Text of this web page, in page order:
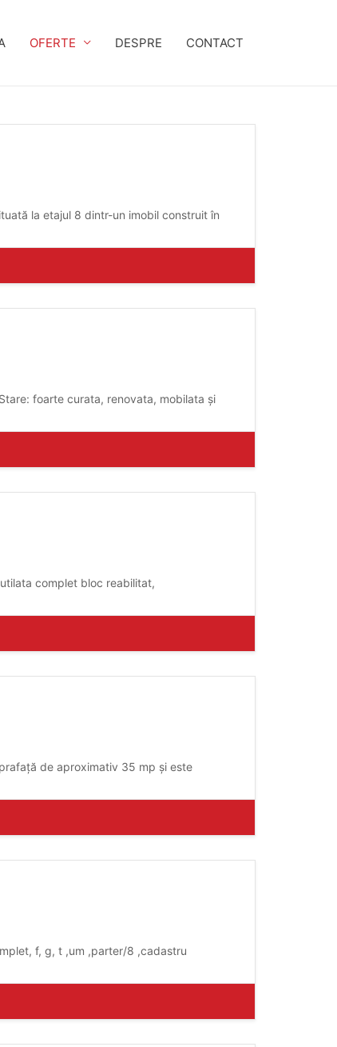
OFERTE DESPRE CONTACT
la etajul 8 dintr-un imobil construit în
complet bloc reabilitat,
de aproximativ 35 mp și este
f, g, t ,um ,parter/8 ,cadastru